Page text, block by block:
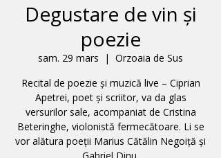
Degustare de vin și
poezie
sam. 29 mars
  |
Orzoaia de Sus
Recital de poezie și muzică live – Ciprian
Apetrei, poet și scriitor, va da glas
versurilor sale, acompaniat de Cristina
Beteringhe, violonistă fermecătoare. Li se
vor alătura poeții Marius Cătălin Negoiță și